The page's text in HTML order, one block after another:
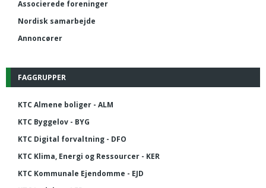
Associerede foreninger
Nordisk samarbejde
Annoncører
FAGGRUPPER
KTC Almene boliger - ALM
KTC Byggelov - BYG
KTC Digital forvaltning - DFO
KTC Klima, Energi og Ressourcer - KER
KTC Kommunale Ejendomme - EJD